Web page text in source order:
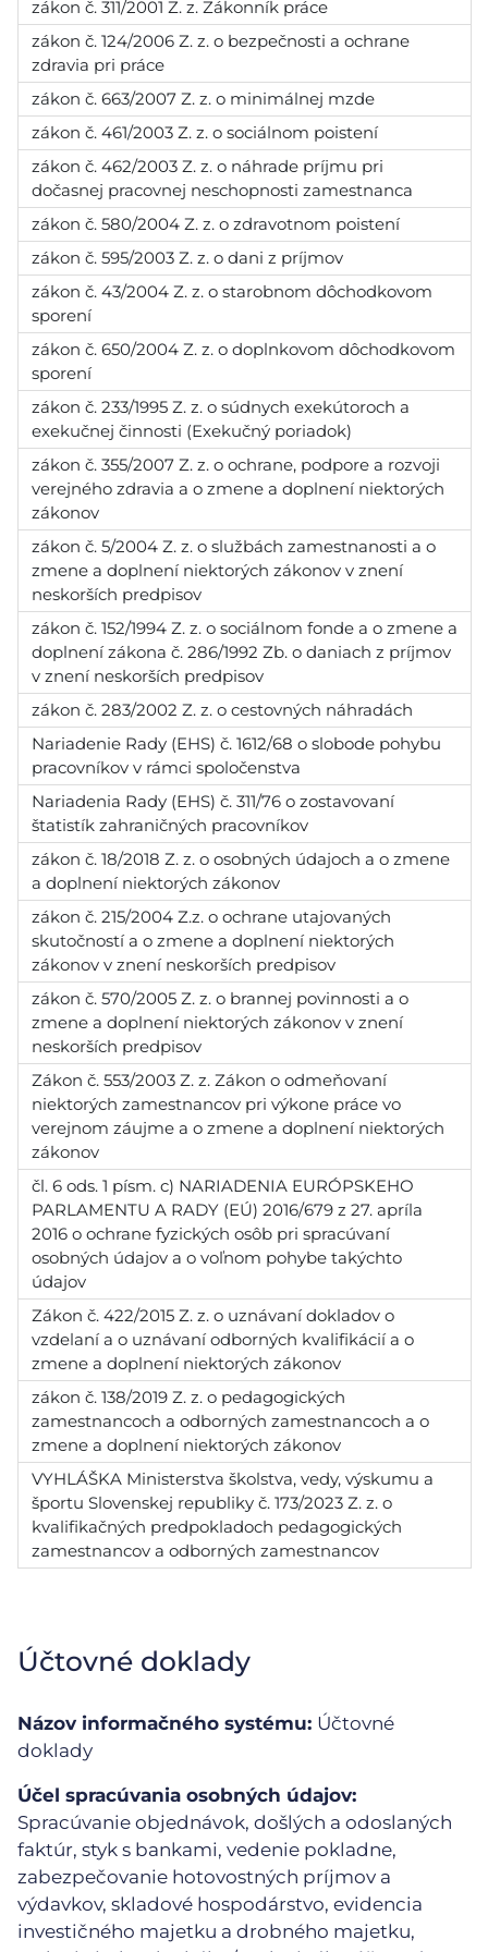
zákon č. 311/2001 Z. z. Zákonník práce
zákon č. 124/2006 Z. z. o bezpečnosti a ochrane
zdravia pri práce
zákon č. 663/2007 Z. z. o minimálnej mzde
zákon č. 461/2003 Z. z. o sociálnom poistení
zákon č. 462/2003 Z. z. o náhrade príjmu pri
dočasnej pracovnej neschopnosti zamestnanca
zákon č. 580/2004 Z. z. o zdravotnom poistení
zákon č. 595/2003 Z. z. o dani z príjmov
zákon č. 43/2004 Z. z. o starobnom dôchodkovom
sporení
zákon č. 650/2004 Z. z. o doplnkovom dôchodkovom
sporení
zákon č. 233/1995 Z. z. o súdnych exekútoroch a
exekučnej činnosti (Exekučný poriadok)
zákon č. 355/2007 Z. z. o ochrane, podpore a rozvoji
verejného zdravia a o zmene a doplnení niektorých
zákonov
zákon č. 5/2004 Z. z. o službách zamestnanosti a o
zmene a doplnení niektorých zákonov v znení
neskorších predpisov
zákon č. 152/1994 Z. z. o sociálnom fonde a o zmene a
doplnení zákona č. 286/1992 Zb. o daniach z príjmov
v znení neskorších predpisov
zákon č. 283/2002 Z. z. o cestovných náhradách
Nariadenie Rady (EHS) č. 1612/68 o slobode pohybu
pracovníkov v rámci spoločenstva
Nariadenia Rady (EHS) č. 311/76 o zostavovaní
štatistík zahraničných pracovníkov
zákon č. 18/2018 Z. z. o osobných údajoch a o zmene
a doplnení niektorých zákonov
zákon č. 215/2004 Z.z. o ochrane utajovaných
skutočností a o zmene a doplnení niektorých
zákonov v znení neskorších predpisov
zákon č. 570/2005 Z. z. o brannej povinnosti a o
zmene a doplnení niektorých zákonov v znení
neskorších predpisov
Zákon č. 553/2003 Z. z. Zákon o odmeňovaní
niektorých zamestnancov pri výkone práce vo
verejnom záujme a o zmene a doplnení niektorých
zákonov
čl. 6 ods. 1 písm. c) NARIADENIA EURÓPSKEHO
PARLAMENTU A RADY (EÚ) 2016/679 z 27. apríla
2016 o ochrane fyzických osôb pri spracúvaní
osobných údajov a o voľnom pohybe takýchto
údajov
Zákon č. 422/2015 Z. z. o uznávaní dokladov o
vzdelaní a o uznávaní odborných kvalifikácií a o
zmene a doplnení niektorých zákonov
zákon č. 138/2019 Z. z. o pedagogických
zamestnancoch a odborných zamestnancoch a o
zmene a doplnení niektorých zákonov
VYHLÁŠKA Ministerstva školstva, vedy, výskumu a
športu Slovenskej republiky č. 173/2023 Z. z. o
kvalifikačných predpokladoch pedagogických
zamestnancov a odborných zamestnancov
Účtovné doklady
Názov informačného systému: Účtovné
doklady
Účel spracúvania osobných údajov:
Spracúvanie objednávok, došlých a odoslaných
faktúr, styk s bankami, vedenie pokladne,
zabezpečovanie hotovostných príjmov a
výdavkov, skladové hospodárstvo, evidencia
investičného majetku a drobného majetku,